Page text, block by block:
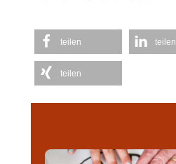
teilen teilen
teilen